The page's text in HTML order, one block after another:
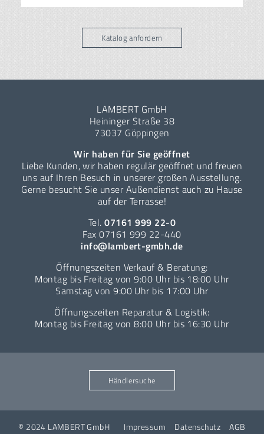
Katalog anfordern
LAMBERT GmbH
Heininger Straße 38
73037 Göppingen
Wir haben für Sie geöffnet
Liebe Kunden, wir haben regulär geöffnet und freuen
uns auf Ihren Besuch in unserer großen Ausstellung.
Gerne besucht Sie unser Außendienst auch zu Hause
auf der Terrasse!
Tel.07161 999 22-0
Fax 07161 999 22-440
info@lambert-gmbh.de
Öffnungszeiten Verkauf & Beratung:
Montag bis Freitag von 9:00 Uhr bis 18:00 Uhr
Samstag von 9:00 Uhr bis 17:00 Uhr
Öffnungszeiten Reparatur & Logistik:
Montag bis Freitag von 8:00 Uhr bis 16:30 Uhr
Händlersuche
© 2024 LAMBERT GmbH Impressum Datenschutz AGB